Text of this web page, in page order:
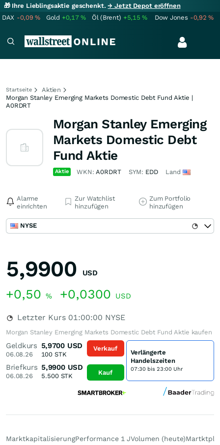
🎁 Ihre Lieblingsaktie geschenkt.→ Jetzt Depot eröffnen
DAX -0,09% Gold +0,17% Öl (Brent) +5,15% Dow Jones -0,92%
Startseite
Aktien
Morgan Stanley Emerging Markets Domestic Debt Fund Aktie |
A0RDRT
Morgan Stanley Emerging
Markets Domestic Debt
Fund Aktie
Aktie WKN:A0RDRT SYM: EDD Land
Alarme
einrichten
Zur Watchlist
hinzufügen
Zum Portfolio
hinzufügen
NYSE
5,9900 USD
+0,50 % +0,0300 USD
Letzter Kurs 01:00:00 NYSE
Morgan Stanley Emerging Markets Domestic Debt Fund Aktie kaufen
Geldkurs
06.08.26
5,9700 USD
100 STK
Briefkurs
06.08.26
5,9900 USD
5.500STK
Verkauf
Kauf
Verlängerte
Handelszeiten
07:30 bis 23:00 Uhr
MarktkapitalisierungPerformance 1 JVolumen (heute)